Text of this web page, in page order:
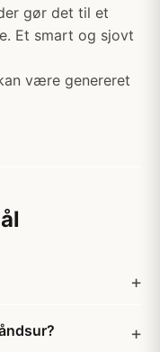
gør det til et
Et smart og sjovt
være genereret